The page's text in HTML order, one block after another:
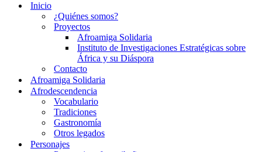
Inicio
¿Quiénes somos?
Proyectos
Afroamiga Solidaria
Instituto de Investigaciones Estratégicas sobre
África y su Diáspora
Contacto
Afroamiga Solidaria
Afrodescendencia
Vocabulario
Tradiciones
Gastronomía
Otros legados
Personajes